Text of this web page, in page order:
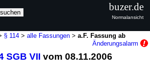
§ 114 >alle Fassungen >a.F. Fassung ab
Änderungsalarm
SGB VII vom 08.11.2006
buzer.de
Normalansicht